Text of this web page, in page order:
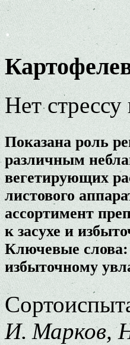
.
Нет
Показана роль
различным
вегетирующих
листового
ассортимент
к засухе и
Ключевые слова:
избыточному
И. Марков,